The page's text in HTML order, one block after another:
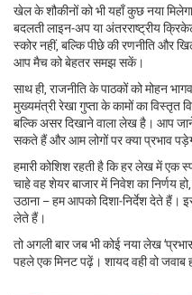
खेल के शौकीनों को भी यहाँ कुछ नया
बदलती लाइन‑अप या अंतरराष्ट्रीय
स्कोर नहीं, बल्कि पीछे की रणनीति और
आप मैच को बेहतर समझ सकें।
साथ ही, राजनीति के पाठकों को मोहन
मुख्यमंत्री रेखा गुप्ता के कामों का विस्तृत
बल्कि असर दिखाने वाला लेख है। आप
सकते हैं और आम लोगों पर क्या प्रभाव
हमारी कोशिश रहती है कि हर लेख में एक
चाहे वह शेयर बाजार में निवेश का निर्णय
उठाना – हम आपको दिशा‑निर्देश देते
लेते हैं।
तो अगली बार जब भी कोई नया लेख
पहले एक मिनट पढ़ें। शायद वही वो